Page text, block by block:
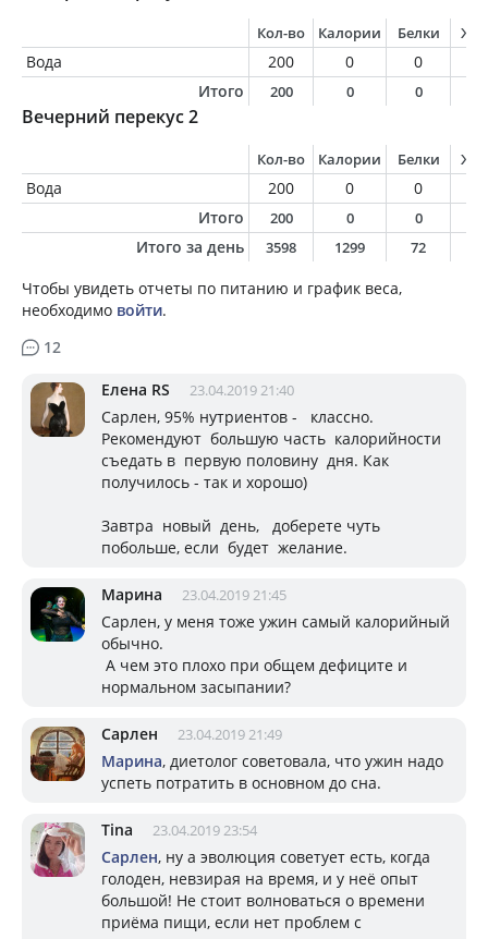
Кол-во Калории Белки
Вода 200 0 0
Итого
200 0 0
Вечерний перекус 2
Кол-во Калории Белки
Вода 200 0 0
Итого
200 0 0
Итого за день 3598 1299 72
Чтобы увидеть отчеты по питанию и график веса,
необходимо войти.
12
Елена RS 23.04.2019 21:40
Сарлен, 95% нутриентов - классно.
Рекомендуют большую часть калорийности
съедать в первую половину дня. Как
получилось - так и хорошо)
Завтра новый день, доберете чуть
побольше, если будет желание.
Марина 23.04.2019 21:45
Сарлен, у меня тоже ужин самый калорийный
обычно.
А чем это плохо при общем дефиците и
нормальном засыпании?
Сарлен 23.04.2019 21:49
Марина, диетолог советовала, что ужин надо
успеть потратить в основном до сна.
Tina 23.04.2019 23:54
Сарлен, ну а эволюция советует есть, когда
голоден, невзирая на время, и у неё опыт
большой! Не стоит волноваться о времени
приёма пищи, если нет проблем с